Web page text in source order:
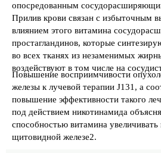
опосредованным
Прилив крови связан с избыточным
влиянием этого витамина
простагландинов, которые
во всех тканях из незаменимых
воздействуют в том числе на
Повышение восприимчивости
железы к лучевой терапии J131, а
повышение эффективности такого
под действием никотинамида
способностью витамина увеличивать
щитовидной железе2.